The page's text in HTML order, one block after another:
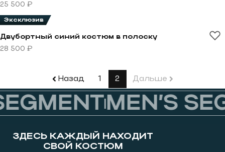
25 500 ₽
Перейти к товару Двубортный синий костюм в
Эксклюзив
Двубортный синий костюм в полоску
28 500 ₽
Назад 1 2 Дальше
MEN’S
ЗДЕСЬ КАЖДЫЙ НАХОДИТ
СВОЙ КОСТЮМ